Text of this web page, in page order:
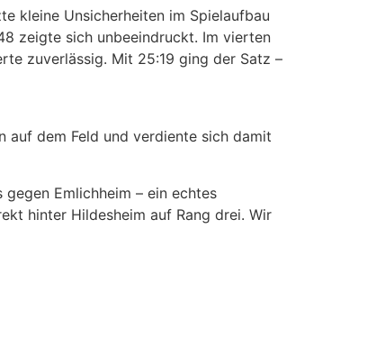
kleine Unsicherheiten im Spielaufbau
zeigte sich unbeeindruckt. Im vierten
zuverlässig. Mit 25:19 ging der Satz –
auf dem Feld und verdiente sich damit
Emlichheim – ein echtes
hinter Hildesheim auf Rang drei. Wir